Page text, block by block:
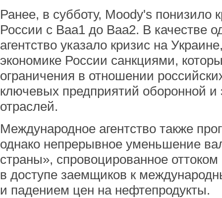
Ранее, в субботу, Moody's понизило
России с Baa1 до Baa2. В качестве
агентство указало кризис на
экономике России санкциями,
ограничения в отношении
ключевых предприятий оборонной и
отраслей.
Международное агентство также
однако непрерывное уменьшение
страны», спровоцированное
в доступе заемщиков к
и падением цен на нефтепродукты.